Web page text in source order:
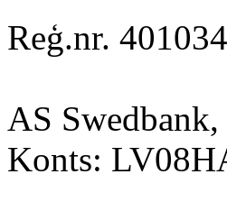
Reģ.nr.
AS
Konts: